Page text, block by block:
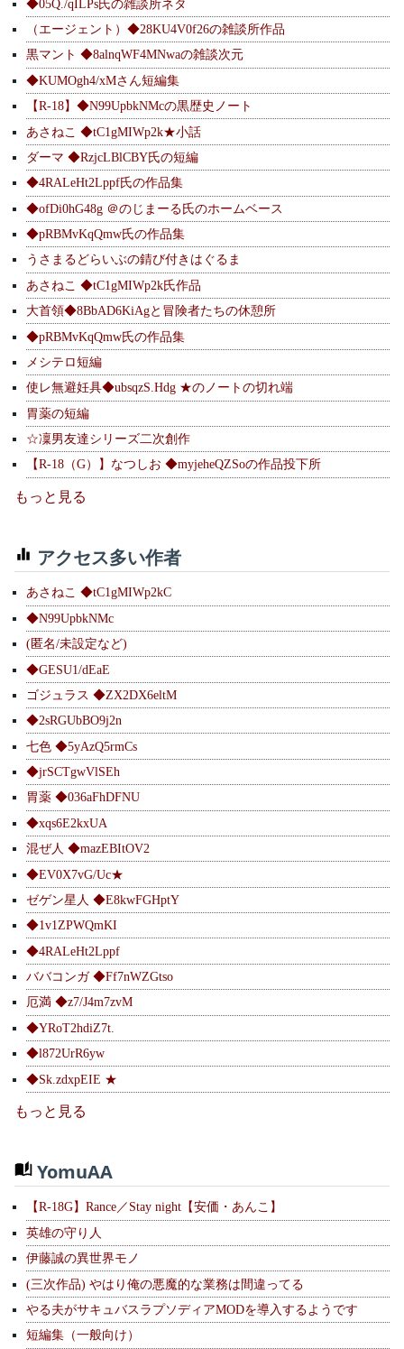
◆05Q./qILPs氏の雑談所ネタ
（エージェント）◆28KU4V0f26の雑談所作品
黒マント ◆8alnqWF4MNwaの雑談次元
◆KUMOgh4/xMさん短編集
【R-18】◆N99UpbkNMcの黒歴史ノート
あさねこ ◆tC1gMIWp2k★小話
ダーマ ◆RzjcLBlCBY氏の短編
◆4RALeHt2Lppf氏の作品集
◆ofDi0hG48g ＠のじまーる氏のホームベース
◆pRBMvKqQmw氏の作品集
うさまるどらいぶの錆び付きはぐるま
あさねこ ◆tC1gMIWp2k氏作品
大首領◆8BbAD6KiAgと冒険者たちの休憩所
◆pRBMvKqQmw氏の作品集
メシテロ短編
使レ無避妊具◆ubsqzS.Hdg ★のノートの切れ端
胃薬の短編
☆凜男友達シリーズ二次創作
【R-18（G）】なつしお ◆myjeheQZSoの作品投下所
もっと見る
アクセス多い作者
あさねこ ◆tC1gMIWp2kC
◆N99UpbkNMc
(匿名/未設定など)
◆GESU1/dEaE
ゴジュラス ◆ZX2DX6eltM
◆2sRGUbBO9j2n
七色 ◆5yAzQ5rmCs
◆jrSCTgwVlSEh
胃薬 ◆036aFhDFNU
◆xqs6E2kxUA
混ぜ人 ◆mazEBItOV2
◆EV0X7vG/Uc★
ゼゲン星人 ◆E8kwFGHptY
◆1v1ZPWQmKI
◆4RALeHt2Lppf
ババコンガ ◆Ff7nWZGtso
厄満 ◆z7/J4m7zvM
◆YRoT2hdiZ7t.
◆l872UrR6yw
◆Sk.zdxpEIE ★
もっと見る
YomuAA
【R-18G】Rance／Stay night【安価・あんこ】
英雄の守り人
伊藤誠の異世界モノ
(三次作品) やはり俺の悪魔的な業務は間違ってる
やる夫がサキュバスラプソディアMODを導入するようです
短編集（一般向け）